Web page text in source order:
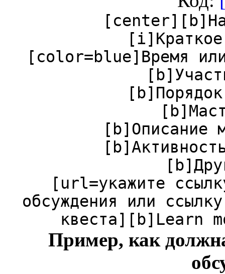
[color=blue]Время
[url=укажите
обсуждения или
Пример, как